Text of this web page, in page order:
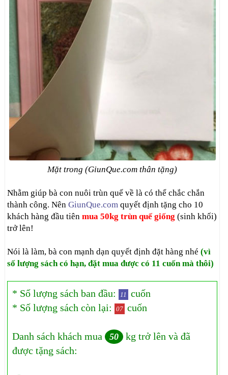
Mặt trong (GiunQue.com thân tặng)
Nhằm giúp bà con nuôi trùn quế về là có thể chắc chắn
thành công. NênGiunQue.com quyết định tặng cho 10
khách hàng đầu tiênmua 50kg trùn quế giống (sinh khối)
trở lên!
Nói là làm, bà con mạnh dạn quyết định đặt hàng nhé(vì
số lượng sách có hạn, đặt mua được có 11 cuốn mà thôi)
* Số lượng sách ban đầu: 11
cuốn
* Số lượng sách còn lại:
07 cuốn
Danh sách khách mua 50
kg trở lên và đã
được tặng sách: